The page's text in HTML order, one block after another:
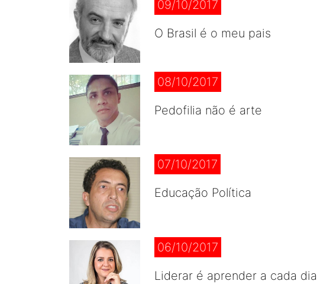
09/10/2017
O Brasil é o meu pais
08/10/2017
Pedofilia não é arte
07/10/2017
Educação Política
06/10/2017
Liderar é aprender a cada dia